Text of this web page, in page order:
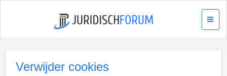
Verwijder cookies